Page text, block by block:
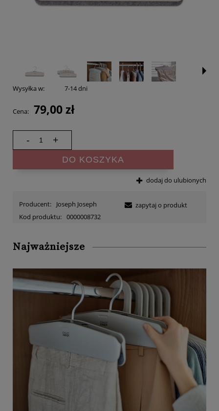
Wysyłka w: 7-14 dni
Cena: 79,00 zł
- +
DO KOSZYKA
dodaj do ulubionych
Producent:
Joseph Joseph
Kod produktu: 0000008732
zapytaj o produkt
Najważniejsze